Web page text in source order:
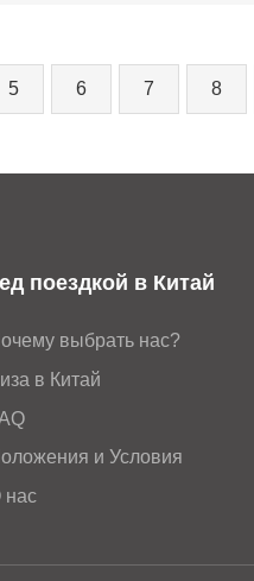
5 6 7 8
поездкой в Китай
выбрать нас?
в Китай
и Условия
нас